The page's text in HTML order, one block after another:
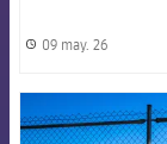
09 may. 26